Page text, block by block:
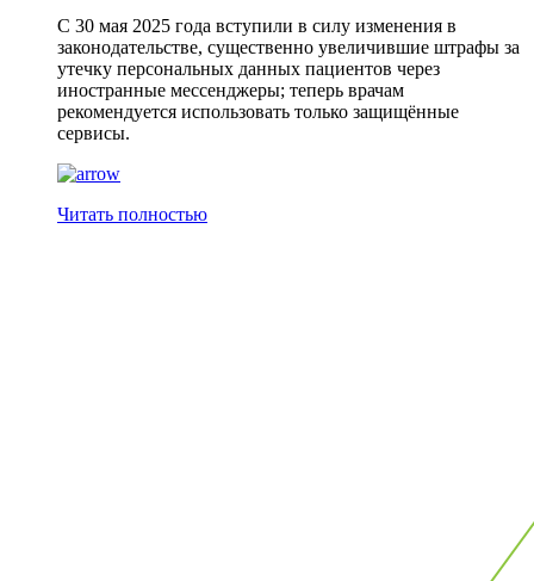
С 30 мая 2025 года вступили в силу изменения в
законодательстве, существенно увеличившие штрафы за
утечку персональных данных пациентов через
иностранные мессенджеры; теперь врачам
рекомендуется использовать только защищённые
сервисы.
Читать полностью